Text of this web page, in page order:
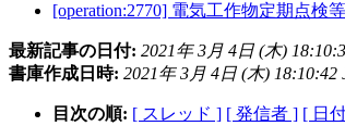
[operation:2770] 電気工作物定期点検
最新記事の日付: 2021年 3月 4日 (木)
書庫作成日時: 2021年 3月 4日 (木) 18:10:42
目次の順: [ スレッド ] [ 発信者 ] [ 日